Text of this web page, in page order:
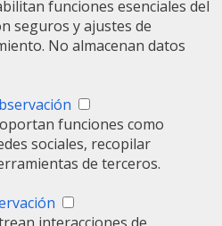
funciones esenciales del
seguros y ajustes de
No almacenan datos
funciones como
sociales, recopilar
de terceros.